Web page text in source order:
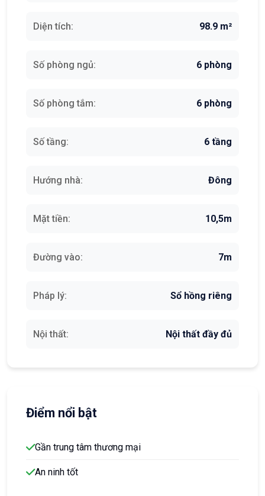
Diện tích: 98.9 m²
Số phòng ngủ: 6 phòng
Số phòng tắm: 6 phòng
Số tầng: 6 tầng
Hướng nhà: Đông
Mặt tiền: 10,5m
Đường vào: 7m
Pháp lý: Sổ hồng riêng
Nội thất: Nội thất đầy đủ
Điểm nổi bật
Gần trung tâm thương mại
An ninh tốt